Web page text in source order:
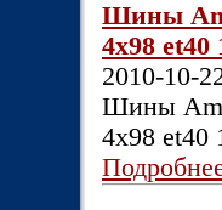
Шины
4х98
2010-10-
Шины
4х98 et40